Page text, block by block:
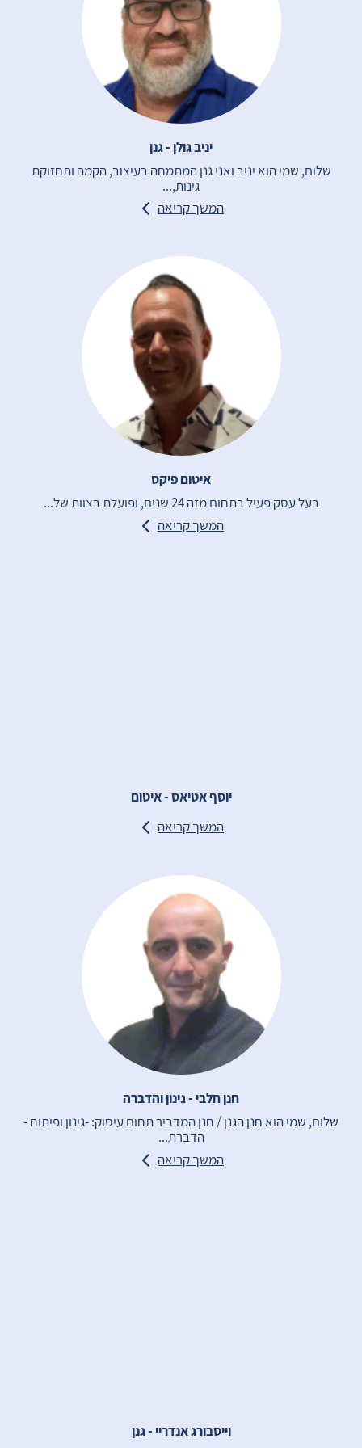
יניב גולן - גנן
שלום, שמי הוא יניב ואני גנן המתמחה בעיצוב, הקמה ותחזוקת
גינות,...
המשך קריאה
איטום פיקס
בעל עסק פעיל בתחום מזה 24 שנים, ופועלת בצוות של...
המשך קריאה
יוסף אטיאס - איטום
המשך קריאה
חנן חלבי - גינון והדברה
שלום, שמי הוא חנן הגנן / חנן המדביר תחום עיסוק: -גינון ופיתוח -
הדברת...
המשך קריאה
וייסבורג אנדריי - גנן